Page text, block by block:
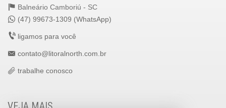
Balneário Camboriú - SC
(47) 99673-1309 (WhatsApp)
ligamos para você
contato@litoralnorth.com.br
trabalhe conosco